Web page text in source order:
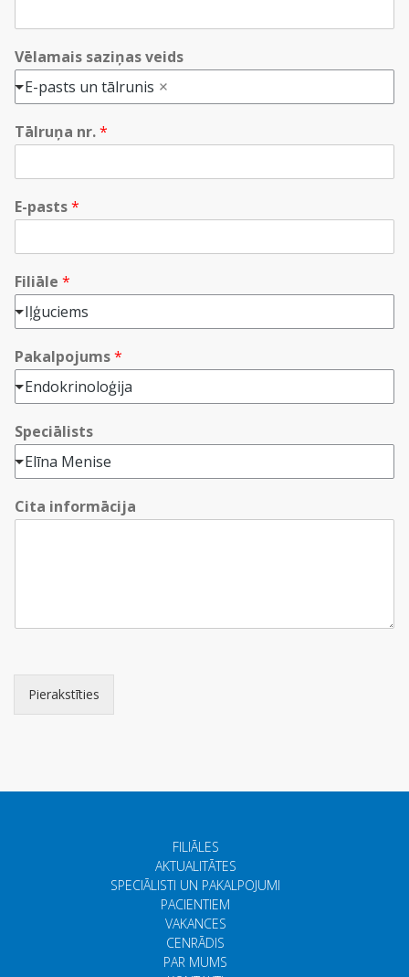
Vēlamais saziņas veids
E-pasts un tālrunis
Tālruņa nr.*
E-pasts*
Filiāle *
Iļģuciems
Pakalpojums*
Endokrinoloģija
Speciālists
Elīna Menise
Cita informācija
Pierakstīties
FILIĀLES
AKTUALITĀTES
SPECIĀLISTI UN PAKALPOJUMI
PACIENTIEM
VAKANCES
CENRĀDIS
PAR MUMS